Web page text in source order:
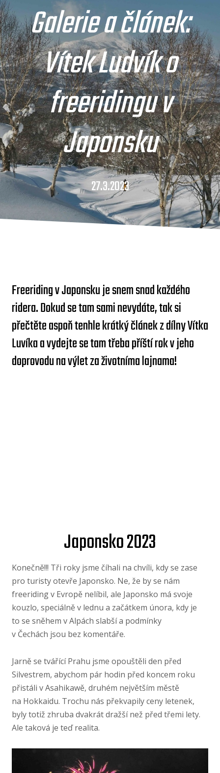
Galerie a článek:
Vítek Ludvík o
freeridingu v
Japonsku
27.3.2023
Freeriding v Japonsku je snem snad každého
ridera. Dokud se tam sami nevydáte, tak si
přečtěte aspoň tenhle krátký článek z dílny Vítka
Luvíka a vydejte se tam třeba příští rok v jeho
doprovodu na výlet za životníma lajnama!
Japonsko 2023
Konečně!!! Tři roky jsme číhali na chvíli, kdy se zase
pro turisty otevře Japonsko. Ne, že by se nám
freeriding v Evropě nelíbil, ale Japonsko má svoje
kouzlo, speciálně v lednu a začátkem února, kdy je
to se sněhem v Alpách slabší a podmínky
v Čechách jsou bez komentáře.
Jarně se tvářící Prahu jsme opouštěli den před
Silvestrem, abychom pár hodin před koncem roku
přistáli v Asahikawě, druhém největším městě
na Hokkaidu. Trochu nás překvapily ceny letenek,
byly totiž zhruba dvakrát dražší než před třemi lety.
Ale taková je teď realita.